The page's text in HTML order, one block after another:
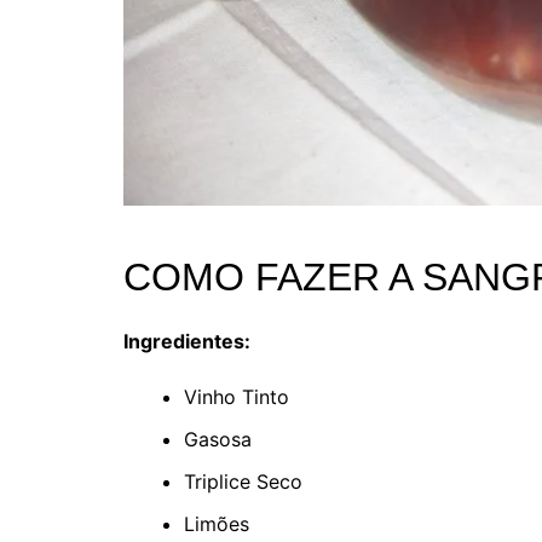
COMO FAZER A
Ingredientes:
Vinho Tinto
Gasosa
Triplice Seco
Limões